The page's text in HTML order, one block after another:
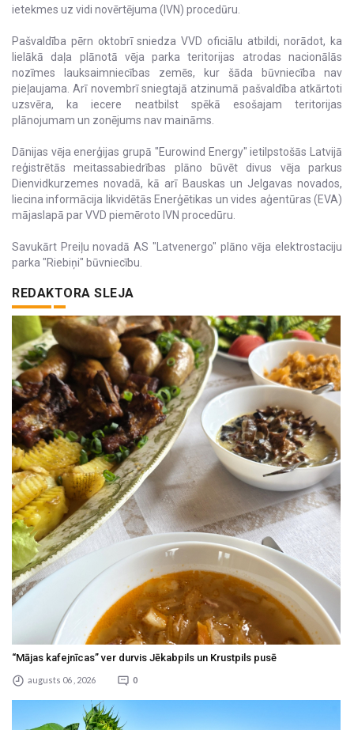
ietekmes uz vidi novērtējuma (IVN) procedūru.
Pašvaldība pērn oktobrī sniedza VVD oficiālu atbildi, norādot, ka
lielākā daļa plānotā vēja parka teritorijas atrodas nacionālās
nozīmes lauksaimniecības zemēs, kur šāda būvniecība nav
pieļaujama. Arī novembrī sniegtajā atzinumā pašvaldība atkārtoti
uzsvēra, ka iecere neatbilst spēkā esošajam teritorijas
plānojumam un zonējums nav maināms.
Dānijas vēja enerģijas grupā "Eurowind Energy" ietilpstošās Latvijā
reģistrētās meitassabiedrības plāno būvēt divus vēja parkus
Dienvidkurzemes novadā, kā arī Bauskas un Jelgavas novados,
liecina informācija likvidētās Enerģētikas un vides aģentūras (EVA)
mājaslapā par VVD piemēroto IVN procedūru.
Savukārt Preiļu novadā AS "Latvenergo" plāno vēja elektrostaciju
parka "Riebiņi" būvniecību.
REDAKTORA SLEJA
“Mājas kafejnīcas” ver durvis Jēkabpils un Krustpils pusē
augusts 06 , 2026 0